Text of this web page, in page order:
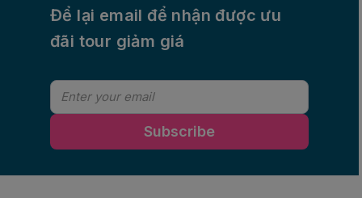
Để lại email để nhận được ưu
đãi tour giảm giá
Subscribe